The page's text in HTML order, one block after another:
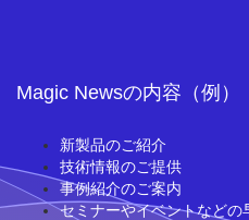
Magic Newsの内容（例）
新製品のご紹介
技術情報のご提供
事例紹介のご案内
セミナーやイベントなどの